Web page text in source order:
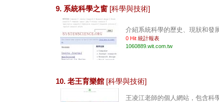
9. 系統科學之窗 [科學與技術]
介紹系統科學的歷史、現狀和發
0 Hit 統計報表
1060889.wit.com.tw
10. 老王育樂館 [科學與技術]
王凌江老師的個人網站，包含科